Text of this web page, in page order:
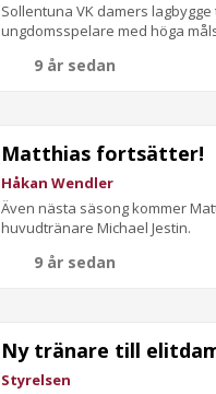
Sollentuna VK damers
ungdomsspelare med höga
9 år sedan
Matthias fortsätter!
Håkan Wendler
Även nästa säsong kommer
huvudtränare Michael Jestin.
9 år sedan
Ny tränare till
Styrelsen